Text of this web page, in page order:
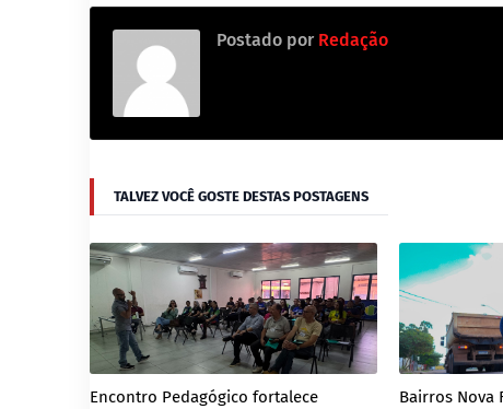
Postado por Redação
TALVEZ VOCÊ GOSTE DESTAS POSTAGENS
Encontro Pedagógico fortalece
Bairros Nova